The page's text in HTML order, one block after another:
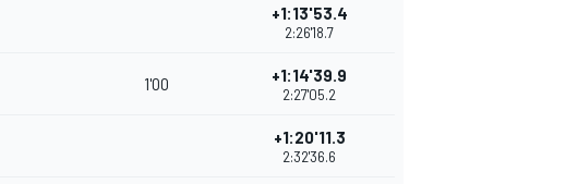
+1:13'53.4
2:26'18.7
1'00 +1:14'39.9
2:27'05.2
+1:20'11.3
2:32'36.6